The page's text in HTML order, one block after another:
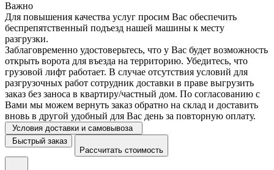
Важно
Для повышения качества услуг просим Вас обеспечить
беспрепятственный подъезд нашей машины к месту
разгрузки.
Заблаговременно удостоверьтесь, что у Вас будет возможность
открыть ворота для въезда на территорию. Убедитесь, что
грузовой лифт работает. В случае отсутствия условий для
разгрузочных работ сотрудник доставки в праве выгрузить
заказ без заноса в квартиру/частный дом. По согласованию с
Вами мы можем вернуть заказ обратно на склад и доставить
вновь в другой удобный для Вас день за повторную оплату.
Условия доставки и самовывоза
Быстрый заказ
Рассчитать стоимость